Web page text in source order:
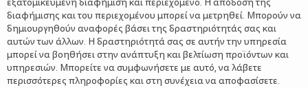
ρουτίνες στο παιδί
διαφήμισης και του περιεχομένου μπορεί να μετρηθεί. Μπορούν να
δημιουργηθούν αναφορές βάσει της δραστηριότητάς σας και
αυτών των άλλων. Η δραστηριότητά σας σε αυτήν την υπηρεσία
μπορεί να βοηθήσει στην ανάπτυξη και βελτίωση προϊόντων και
υπηρεσιών. Μπορείτε να συμφωνήσετε με αυτό, να λάβετε
περισσότερες πληροφορίες και στη συνέχεια να αποφασίσετε.